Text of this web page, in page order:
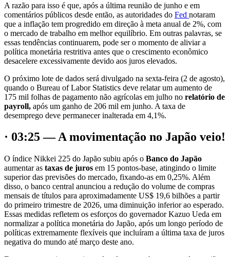
A razão para isso é que, após a última reunião de junho e em
comentários públicos desde então, as autoridades do Fed notaram
que a inflação tem progredido em direção à meta anual de 2%, com
o mercado de trabalho em melhor equilíbrio. Em outras palavras, se
essas tendências continuarem, pode ser o momento de aliviar a
política monetária restritiva antes que o crescimento econômico
desacelere excessivamente devido aos juros elevados.
O próximo lote de dados será divulgado na sexta-feira (2 de agosto),
quando o Bureau of Labor Statistics deve relatar um aumento de
175 mil folhas de pagamento não agrícolas em julho no relatório de
payroll, após um ganho de 206 mil em junho. A taxa de
desemprego deve permanecer inalterada em 4,1%.
· 03:25 — A movimentação no Japão veio!
O índice Nikkei 225 do Japão subiu após o Banco do Japão
aumentar as taxas de juros em 15 pontos-base, atingindo o limite
superior das previsões do mercado, fixando-as em 0,25%. Além
disso, o banco central anunciou a redução do volume de compras
mensais de títulos para aproximadamente US$ 19,6 bilhões a partir
do primeiro trimestre de 2026, uma diminuição inferior ao esperado.
Essas medidas refletem os esforços do governador Kazuo Ueda em
normalizar a política monetária do Japão, após um longo período de
políticas extremamente flexíveis que incluíram a última taxa de juros
negativa do mundo até março deste ano.